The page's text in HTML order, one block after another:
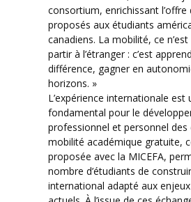
consortium, enrichissant l’offre
proposés aux étudiants
canadiens. La mobilité, ce
partir à l’étranger : c’est
différence, gagner en
horizons. »
L’expérience internationale est
fondamental pour le
professionnel et personnel des
mobilité académique gratuite,
proposée avec la MICEFA,
nombre d’étudiants de
international adapté aux